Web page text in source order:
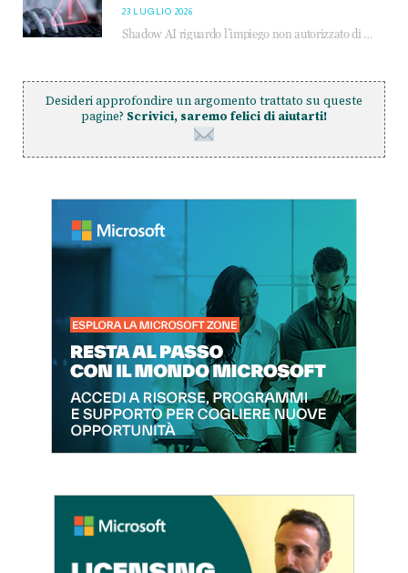
23 LUGLIO 2026
Shadow AI riguardo l’impiego non autorizzato di sistemi AI all’interno dell’azienda. E’ una pratica che si diffonde a partire dai dipendenti fino ai dirigenti e mette a repentaglio la cybersecurity, con costi più elevati per le organizzazioni. Due recenti report illustrano il fenomeno e forniscono dati in merito
Desideri approfondire un argomento trattato su queste
pagine? Scrivici, saremo felici di aiutarti!